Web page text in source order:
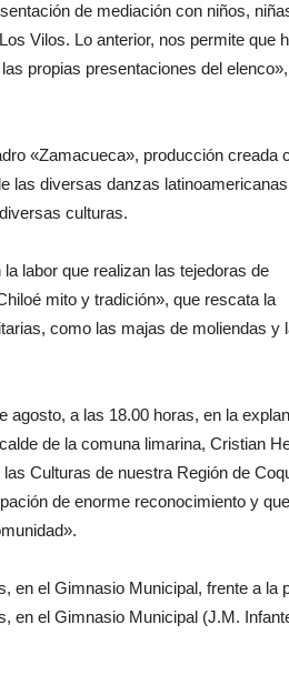
de mediación con niños,
Vilos. Lo anterior, nos permite que
propias presentaciones del elenco»,
«Zamacueca», producción creada
las diversas danzas
culturas.
labor que realizan las tejedoras de
mito y tradición», que rescata la
como las majas de moliendas y
agosto, a las 18.00 horas, en la
de la comuna limarina, Cristian
Culturas de nuestra Región de
de enorme reconocimiento y
en el Gimnasio Municipal, frente a la
en el Gimnasio Municipal (J.M.